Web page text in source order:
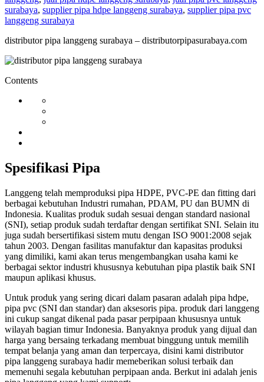
surabaya, supplier pipa hdpe langgeng surabaya, supplier pipa pvc
langgeng surabaya
distributor pipa langgeng surabaya – distributorpipasurabaya.com
Contents
Spesifikasi Pipa
Langgeng telah memproduksi pipa HDPE, PVC-PE dan fitting dari
berbagai kebutuhan Industri rumahan, PDAM, PU dan BUMN di
Indonesia. Kualitas produk sudah sesuai dengan standard nasional
(SNI), setiap produk sudah terdaftar dengan sertifikat SNI. Selain itu
juga sudah bersertifikasi sistem mutu dengan ISO 9001:2008 sejak
tahun 2003. Dengan fasilitas manufaktur dan kapasitas produksi
yang dimiliki, kami akan terus mengembangkan usaha kami ke
berbagai sektor industri khususnya kebutuhan pipa plastik baik SNI
maupun aplikasi khusus.
Untuk produk yang sering dicari dalam pasaran adalah pipa hdpe,
pipa pvc (SNI dan standar) dan aksesoris pipa. produk dari langgeng
ini cukup sangat dikenal pada pasar perpipaan khususnya untuk
wilayah bagian timur Indonesia. Banyaknya produk yang dijual dan
harga yang bersaing terkadang membuat binggung untuk memilih
tempat belanja yang aman dan terpercaya, disini kami distributor
pipa langgeng surabaya hadir memeberikan solusi terbaik dan
memenuhi segala kebutuhan perpipaan anda. Berkut ini adalah jenis